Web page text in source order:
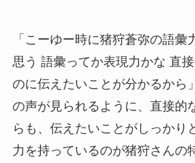
「こーゆー時に猪狩蒼弥の語彙
思う 語彙ってか表現力かな 直
のに伝えたいことが分かるから
の声が見られるように、直接的
らも、伝えたいことがしっかり
力を持っているのが猪狩さんの